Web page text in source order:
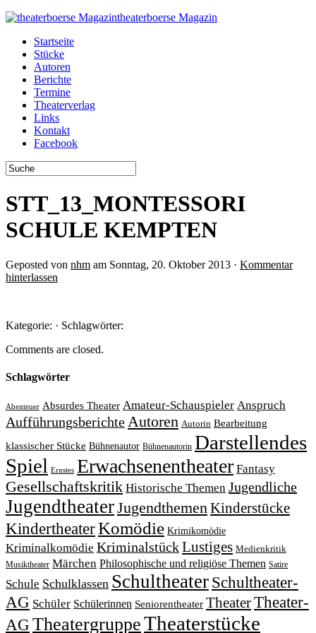
theaterboerse Magazin
Startseite
Stücke
Autoren
Berichte
Termine
Theaterverlag
Links
Kontakt
Facebook
STT_13_MONTESSORI
SCHULE KEMPTEN
Geposted von nhm am Sonntag, 20. Oktober 2013 · Kommentar
hinterlassen
Kategorie: · Schlagwörter:
Comments are closed.
Schlagwörter
Abenteuer Absurdes Theater Amateur-Schauspieler Anspruch
AufführungsberichteAutoren Autorin Bearbeitung
klassischer Stücke Bühnenautor Bühnenautorin Darstellendes
Spiel Ernstes Erwachsenentheater Fantasy
Gesellschaftskritik Historische Themen Jugendliche
JugendtheaterJugendthemenKinderstücke
KindertheaterKomödie Krimikomödie
Kriminalkomödie KriminalstückLustiges Medienkritik
Musiktheater Märchen Philosophische und religiöse Themen Satire
Schule Schulklassen Schultheater Schultheater-
AG Schüler Schülerinnen Seniorentheater TheaterTheater-
AGTheatergruppeTheaterstücke